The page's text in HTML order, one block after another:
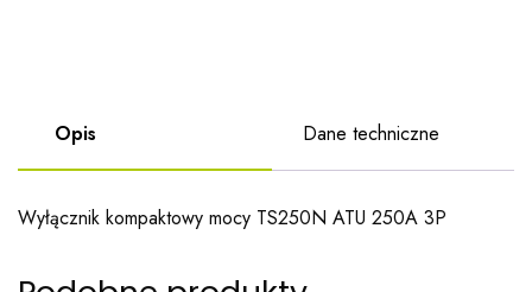
Opis Dane techniczne
Wyłącznik kompaktowy mocy TS250N ATU 250A 3P